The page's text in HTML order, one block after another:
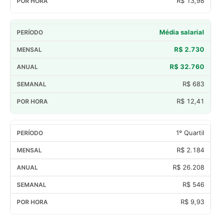
Média salarial
R$ 2.730
R$ 32.760
R$ 683
R$ 12,41
1º Quartil
R$ 2.184
R$ 26.208
R$ 546
R$ 9,93